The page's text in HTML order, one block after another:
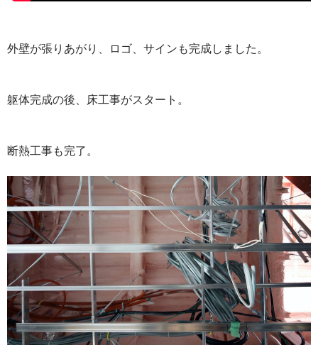
外壁が張りあがり、ロゴ、サインも完成しました。
躯体完成の後、床工事がスタート。
断熱工事も完了。